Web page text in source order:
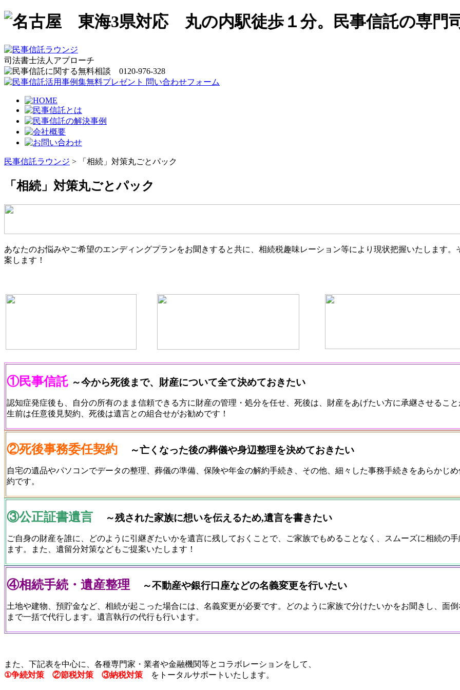
司法書士法人アプローチ
民事信託ラウンジ > 「相続」対策丸ごとパック
「相続」対策丸ごとパック
あなたのお悩みやご希望のエンディングプランをお聞きすると共に、相続税趣味レーション等により現状把握いたします
案します！
①民事信託 ～今から死後まで、財産について全て決めておきたい
認知症発症後も、自分の所有のまま信頼できる方に財産の管理・処分を任せ、死後は、財産をあげたい方に承継させるこ
生前は任意後見契約、死後は遺言との組合せがお勧めです！
②死後事務委任契約 ～亡くなった後の葬儀や身辺整理を決めておきたい
自宅の遺品やパソコンでデータの整理、葬儀の準備、保険や年金の解約手続き、その他、細々した事務手続きをあらかじ
約です。
③公正証書遺言 ～残された家族に想いを伝えるため,遺言を書きたい
ご自身の財産を誰に、どのように引継ぎたいかを遺言に残しておくことで、ご家族でもめることなく、スムーズに相続の
ます。また、遺留分対策などもご提案いたします！
④相続手続・遺産整理 ～不動産や銀行口座などの名義変更を行いたい
土地や建物、預貯金など、相続が起こった場合には、名義変更が必要です。どのように家族で分けたいかをお聞きし、面
まで一括で代行します。遺言執行の代行も行います。
また、下記表を中心に、各種専門家・業者や金融機関等とコラボレーションをして、
①争続対策 ②節税対策 ③納税対策 をトータルサポートいたします。